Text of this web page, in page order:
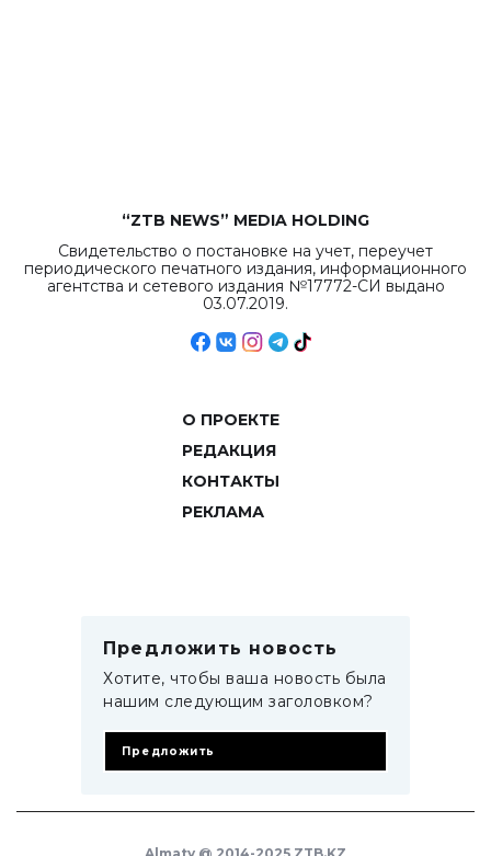
“ZTB NEWS” MEDIA HOLDING
Свидетельство о постановке на учет, переучет
периодического печатного издания, информационного
агентства и сетевого издания №17772-СИ выдано
03.07.2019.
О ПРОЕКТЕ
РЕДАКЦИЯ
КОНТАКТЫ
РЕКЛАМА
Предложить новость
Хотите, чтобы ваша новость была
нашим следующим заголовком?
Предложить